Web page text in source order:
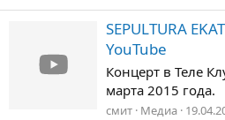
SEPULTURA
YouTube
Концерт в Теле
марта 2015 года.
смит Медиа